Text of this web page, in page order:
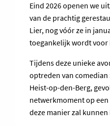
Eind 2026 openen we
van de prachtig
Lier, nog vóór ze in
toegankelijk wordt
Tijdens deze unieke
optreden van comedian
Heist-op-den-Berg,
netwerkmoment op
deze manier zal kunnen